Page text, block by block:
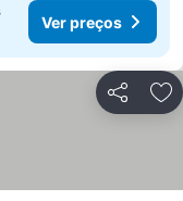
Ver preços
Partilhar